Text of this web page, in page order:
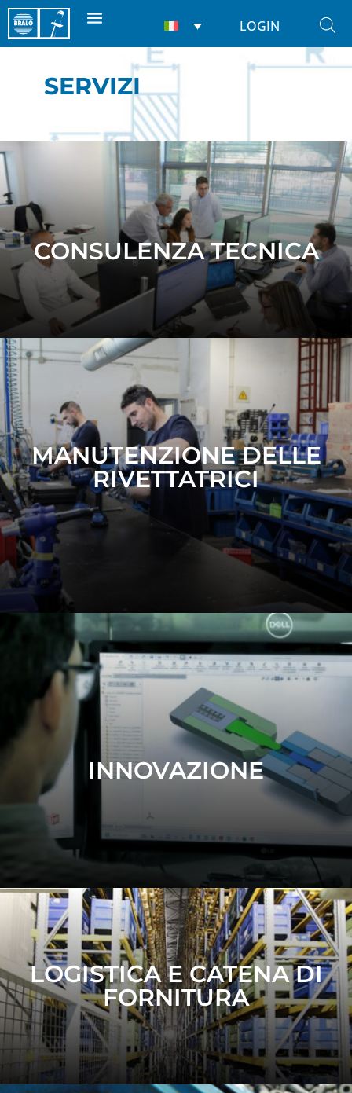
LOGIN
SERVIZI
CONSULENZA TECNICA
MANUTENZIONE DELLE
RIVETTATRICI
INNOVAZIONE
LOGISTICA E CATENA DI
FORNITURA